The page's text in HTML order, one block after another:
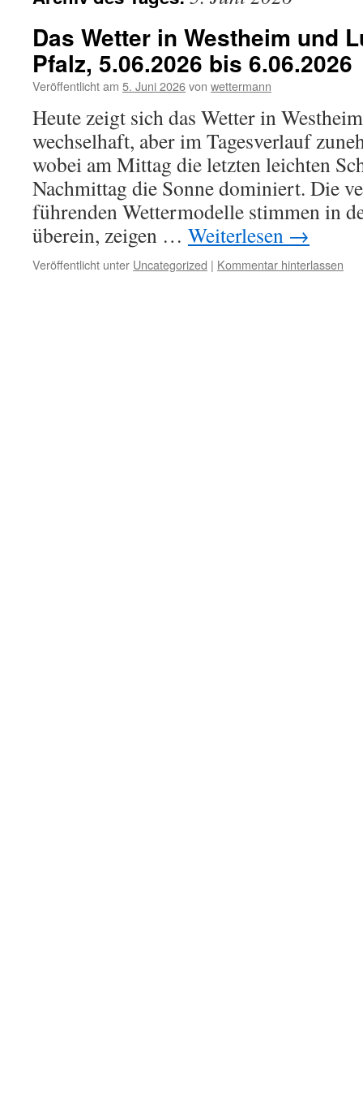
Das Wetter in Westheim und
Pfalz, 5.06.2026 bis 6.06.2026
Veröffentlicht am 5. Juni 2026von wettermann
Heute zeigt sich das Wetter in
wechselhaft, aber im Tagesverlauf
wobei am Mittag die letzten leichten
Nachmittag die Sonne dominiert. Die
führenden Wettermodelle stimmen in
überein, zeigen … Weiterlesen →
Veröffentlicht unter Uncategorized | Kommentar hinterlassen